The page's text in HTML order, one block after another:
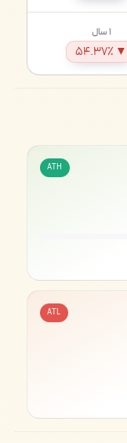
۱ سال
▼ ۵۴.۳۷٪
ATH
ATL